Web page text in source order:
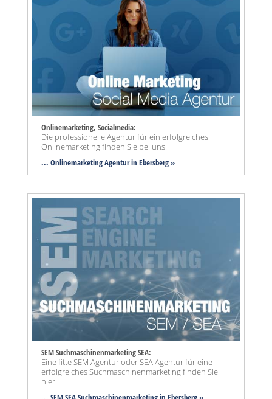
Onlinemarketing, Socialmedia:
Die professionelle Agentur für ein erfolgreiches
Onlinemarketing finden Sie bei uns.
... Onlinemarketing Agentur in Ebersberg »
SEM Suchmaschinenmarketing SEA:
Eine fitte SEM Agentur oder SEA Agentur für eine
erfolgreiches Suchmaschinenmarketing finden Sie
hier.